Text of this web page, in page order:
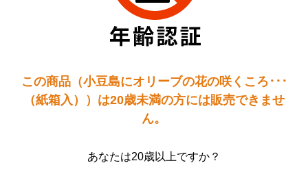
この商品（小豆島にオリーブの花の咲くころ･･･
（紙箱入））は20歳未満の方には販売できませ
ん。
あなたは20歳以上ですか？